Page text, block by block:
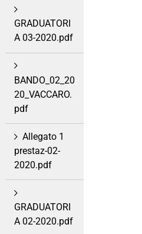
GRADUATORI
A 03-2020.pdf
BANDO_02_20
20_VACCARO.
pdf
Allegato 1
prestaz-02-
2020.pdf
GRADUATORI
A 02-2020.pdf